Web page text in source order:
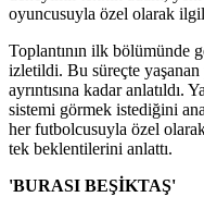
oyuncusuyla özel olarak
Toplantının ilk bölümünde
izletildi. Bu süreçte yaşanan
ayrıntısına kadar anlatıldı.
sistemi görmek istediğini
her futbolcusuyla özel
tek beklentilerini anlattı.
'BURASI BEŞİKTAŞ'